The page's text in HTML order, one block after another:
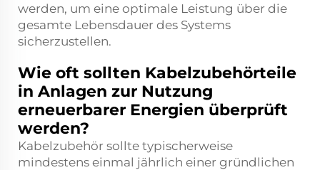
werden, um eine optimale Leistung über die
gesamte Lebensdauer des Systems
sicherzustellen.
Wie oft sollten Kabelzubehörteile
in Anlagen zur Nutzung
erneuerbarer Energien überprüft
werden?
Kabelzubehör sollte typischerweise
mindestens einmal jährlich einer gründlichen